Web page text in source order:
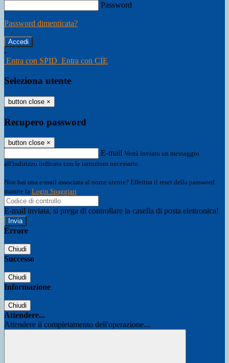
Password
Password dimenticata?
-
Entra con SPID Entra con CIE
Seleziona utente
button close ×
Recupero password
button close ×
E-mail Verrà inviato un messaggio
all'indirizzo indicato con le istruzioni necessarie.
Non hai una e-mail associata al nome utente? Effettua il reset della password
tramite la Login Spaggiari
E-mail inviata, si prega di controllare la casella di posta elettronica!
Errore
Chiudi
Successo
Chiudi
Informazione
Chiudi
Attendere...
Attendere il completamento dell'operazione...